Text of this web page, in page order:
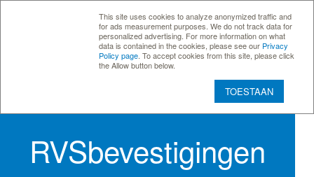
This site uses cookies to analyze anonymized traffic and
for ads measurement purposes. We do not track data for
personalized advertising. For more information on what
data is contained in the cookies, please see our Privacy
Policy page . To accept cookies from this site, please click
the Allow button below.
TOESTAAN
RVSbevestigingen